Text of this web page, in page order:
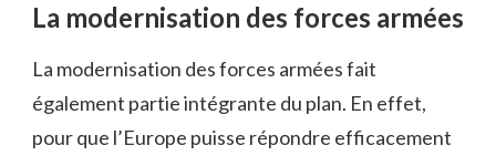
La modernisation des forces armées
La modernisation des forces armées fait
également partie intégrante du plan. En effet,
pour que l’Europe puisse répondre efficacement